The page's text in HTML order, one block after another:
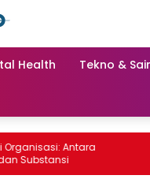
Health Tekno &
Antara